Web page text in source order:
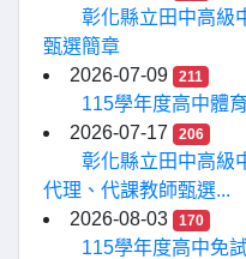
彰化縣立田中高級
甄選簡章
2026-07-09
211
115學年度高中體
2026-07-17
206
彰化縣立田中高級
代理、代課教師甄選...
2026-08-03
170
115學年度高中免